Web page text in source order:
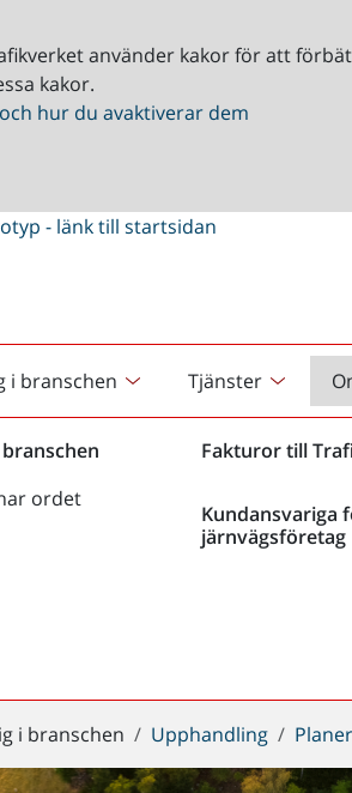
använder kakor för att
kakor.
hur du avaktiverar dem
i branschen Tjänster
ordet
Fakturor till
Kundansvariga
järnvägsföretag
i branschen Upphandling